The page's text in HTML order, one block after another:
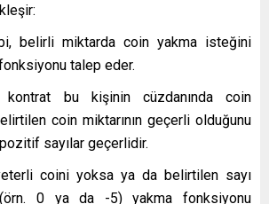
belirli miktarda coin yakma isteğini
talep eder.
kontrat bu kişinin cüzdanında coin
coin miktarının geçerli olduğunu
sayılar geçerlidir.
coini yoksa ya da belirtilen sayı
0 ya da -5) yakma fonksiyonu